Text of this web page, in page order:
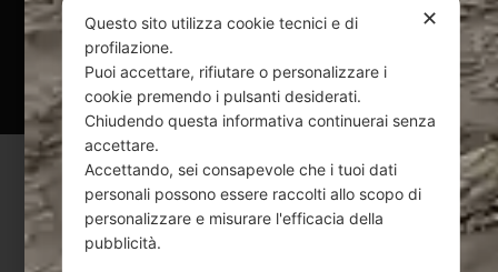
Mail:
info@webpesca.it | Pec: federicoandrenacci@pec.it
Questo sito è protetto da Google reCAPTCHA
v3,
Privacy PolicyeTerms of Service
✕
Questo sito utilizza cookie tecnici e di
profilazione.
Puoi accettare, rifiutare o personalizzare i
cookie premendo i pulsanti desiderati.
Chiudendo questa informativa continuerai senza
accettare.
Accettando, sei consapevole che i tuoi dati
personali possono essere raccolti allo scopo di
personalizzare e misurare l'efficacia della
pubblicità.